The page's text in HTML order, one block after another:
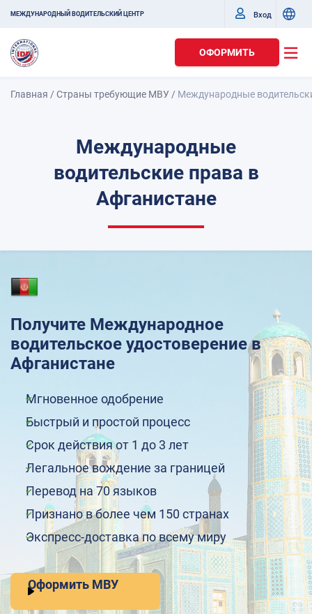
МЕЖДУНАРОДНЫЙ ВОДИТЕЛЬСКИЙ ЦЕНТР Вход
ОФОРМИТЬ
Главная /Страны требующие МВУ / Международные
Международные
водительские права в
Афганистане
Получите Международное
водительское удостоверение в
Афганистане
Мгновенное одобрение
Быстрый и простой процесс
Срок действия от 1 до 3 лет
Легальное вождение за границей
Перевод на 70 языков
Признано в более чем 150 странах
Экспресс-доставка по всему миру
Оформить МВУ